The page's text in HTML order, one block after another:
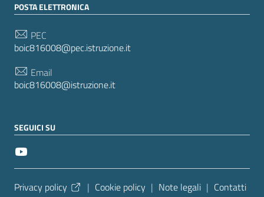
POSTA ELETTRONICA
PEC
boic816008@pec.istruzione.it
Email
boic816008@istruzione.it
SEGUICI SU
Sezione Link Utili
Privacy policy | Cookie policy | Note legali | Contatti